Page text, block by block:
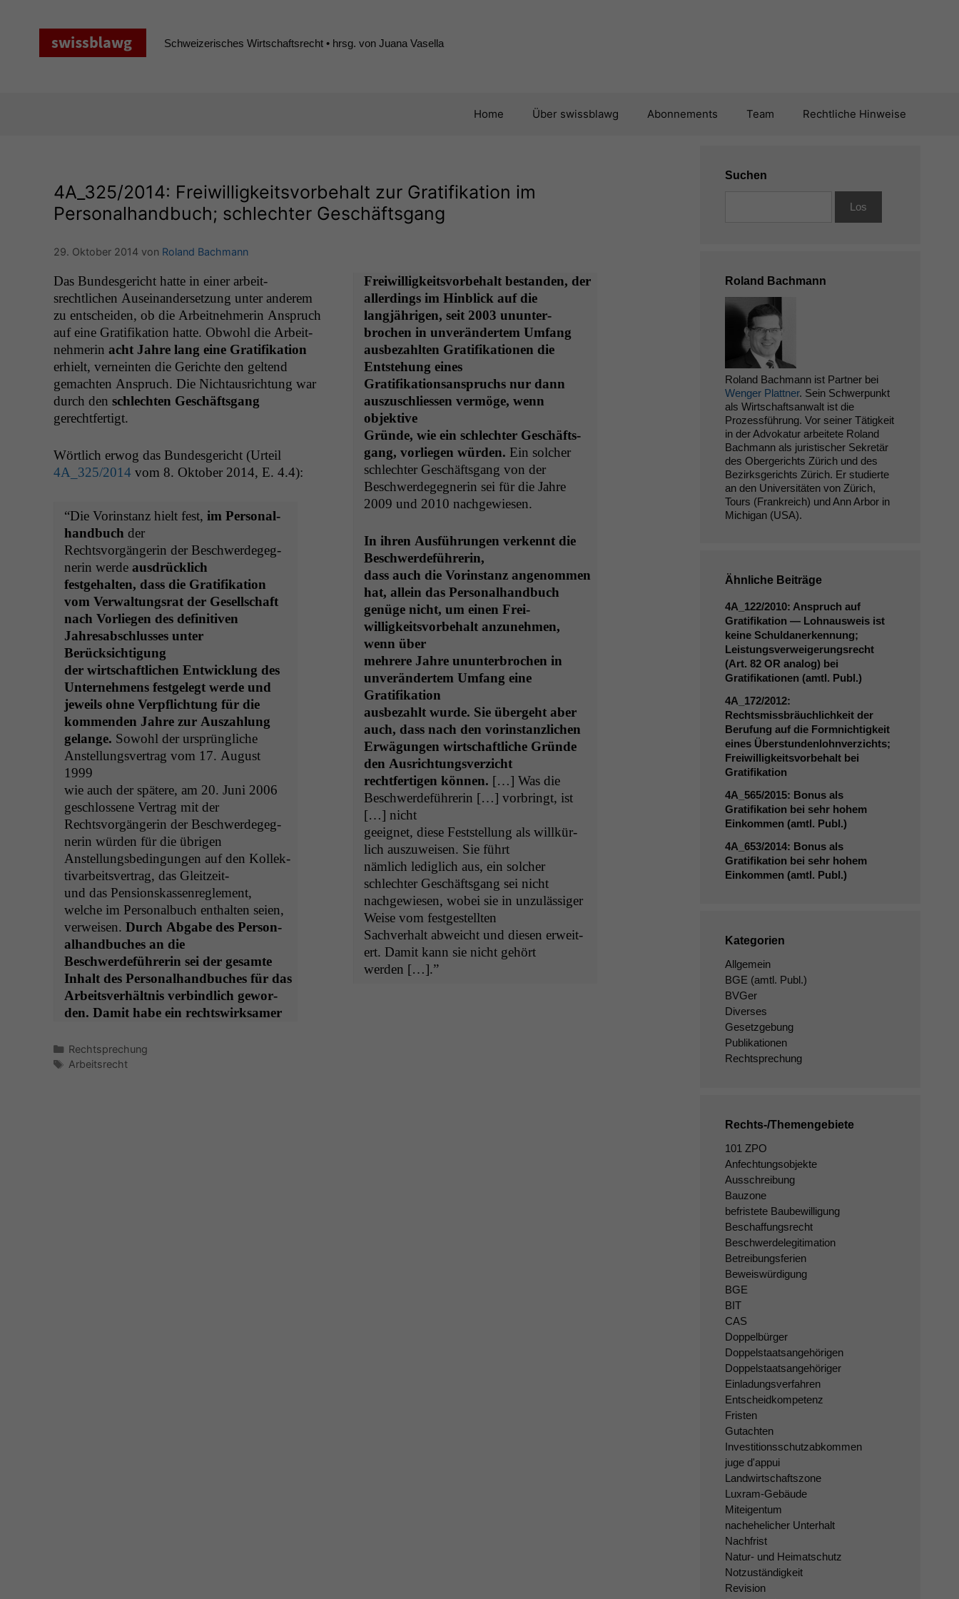
Schweizerisches Wirtschaftsrecht • hrsg. von Juana Vasella
Home Über swissblawg Abonnements Team Rechtliche Hinweise
4A_325/2014: Freiwilligkeitsvorbehalt zur Gratifikation im
Personalhandbuch; schlechter Geschäftsgang
29. Oktober 2014 von Roland Bachmann
Das Bun­des­gericht hat­te in ein­er arbeit­
srechtlichen Auseinan­der­set­zung unter anderem
zu entschei­den, ob die Arbeit­nehmerin Anspruch
auf eine Grat­i­fika­tion hat­te. Obwohl die Arbeit­
nehmerin acht Jahre lang eine Grat­i­fika­tion
erhielt, vernein­ten die Gerichte den gel­tend
gemacht­en Anspruch. Die Nich­taus­rich­tung war
durch den schlecht­en Geschäfts­gang
gerechtfertigt.
Wörtlich erwog das Bun­des­gericht (Urteil
4A_325/2014 vom 8. Okto­ber 2014, E. 4.4):
“Die Vorin­stanz hielt fest, im Per­son­al­
hand­buch der
Rechtsvorgän­gerin der Beschw­erdegeg­
ner­in werde aus­drück­lich
fest­ge­hal­ten, dass die Grat­i­fika­tion
vom Ver­wal­tungsrat der Gesellschaft
nach Vor­liegen des defin­i­tiv­en
Jahresab­schlusses unter
Berücksichtigung
der wirtschaftlichen Entwick­lung des
Unternehmens fest­gelegt werde und
jew­eils ohne Verpflich­tung für die
kom­menden Jahre zur Auszahlung
gelange. Sowohl der ursprüngliche
Anstel­lungsver­trag vom 17. August
1999
wie auch der spätere, am 20. Juni 2006
geschlossene Ver­trag mit der
Rechtsvorgän­gerin der Beschw­erdegeg­
ner­in wür­den für die übrigen
Anstel­lungs­be­din­gun­gen auf den Kollek­
ti­var­beitsver­trag, das Gleitzeit-
und das Pen­sion­skassen­re­gle­ment,
welche im Per­son­al­buch enthal­ten seien,
ver­weisen. Durch Abgabe des Per­son­
al­hand­buch­es an die
Beschw­erde­führerin sei der gesamte
Inhalt des Per­son­al­hand­buch­es für das
Arbeitsver­hält­nis verbindlich gewor­
den. Damit habe ein rechtswirksamer
Frei­willigkeitsvor­be­halt bestanden, der
allerd­ings im Hin­blick auf die
langjähri­gen, seit 2003 unun­ter­
brochen in unverän­dertem Umfang
aus­bezahlten Grat­i­fika­tio­nen die
Entste­hung eines
Grat­i­fika­tion­sanspruchs nur dann
auszuschliessen ver­möge, wenn
objektive
Gründe, wie ein schlechter Geschäfts­
gang, vor­liegen wür­den. Ein solch­er
schlechter Geschäfts­gang von der
Beschw­erdegeg­ner­in sei für die Jahre
2009 und 2010 nachgewiesen.
In ihren Aus­führun­gen verken­nt die
Beschwerdeführerin,
dass auch die Vorin­stanz angenom­men
hat, allein das Personalhandbuch
genüge nicht, um einen Frei­
willigkeitsvor­be­halt anzunehmen,
wenn über
mehrere Jahre unun­ter­brochen in
unverän­dertem Umfang eine
Gratifikation
aus­bezahlt wurde. Sie überge­ht aber
auch, dass nach den vorinstanzlichen
Erwä­gun­gen wirtschaftliche Gründe
den Ausrichtungsverzicht
recht­fer­ti­gen kön­nen. […] Was die
Beschw­erde­führerin […] vor­bringt, ist
[…] nicht
geeignet, diese Fest­stel­lung als willkür­
lich auszuweisen. Sie führt
näm­lich lediglich aus, ein solch­er
schlechter Geschäfts­gang sei nicht
nachgewiesen, wobei sie in unzuläs­siger
Weise vom festgestellten
Sachver­halt abwe­icht und diesen erweit­
ert. Damit kann sie nicht gehört
werden […].”
Kategorien
Rechtsprechung
Schlagwörter
Arbeitsrecht
Suchen
Roland Bachmann
Roland Bachmann ist Partner bei
Wenger Plattner. Sein Schwerpunkt
als Wirtschaftsanwalt ist die
Prozessführung. Vor seiner Tätigkeit
in der Advokatur arbeitete Roland
Bachmann als juristischer Sekretär
des Obergerichts Zürich und des
Bezirksgerichts Zürich. Er studierte
an den Universitäten von Zürich,
Tours (Frankreich) und Ann Arbor in
Michigan (USA).
Ähnliche Beiträge
4A_122/2010: Anspruch auf
Gratifikation — Lohnausweis ist
keine Schuldanerkennung;
Leistungsverweigerungsrecht
(Art. 82 OR analog) bei
Gratifikationen (amtl. Publ.)
4A_172/2012:
Rechtsmissbräuchlichkeit der
Berufung auf die Formnichtigkeit
eines Überstundenlohnverzichts;
Freiwilligkeitsvorbehalt bei
Gratifikation
4A_565/2015: Bonus als
Gratifikation bei sehr hohem
Einkommen (amtl. Publ.)
4A_653/2014: Bonus als
Gratifikation bei sehr hohem
Einkommen (amtl. Publ.)
Kategorien
Allgemein
BGE (amtl. Publ.)
BVGer
Diverses
Gesetzgebung
Publikationen
Rechtsprechung
Rechts-/Themengebiete
101 ZPO
Anfechtungsobjekte
Ausschreibung
Bauzone
befristete Baubewilligung
Beschaffungsrecht
Beschwerdelegitimation
Betreibungsferien
Beweiswürdigung
BGE
BIT
CAS
Doppelbürger
Doppelstaatsangehörigen
Doppelstaatsangehöriger
Einladungsverfahren
Entscheidkompetenz
Fristen
Gutachten
Investitionsschutzabkommen
juge d'appui
Landwirtschaftszone
Luxram-Gebäude
Miteigentum
nachehelicher Unterhalt
Nachfrist
Natur- und Heimatschutz
Notzuständigkeit
Revision